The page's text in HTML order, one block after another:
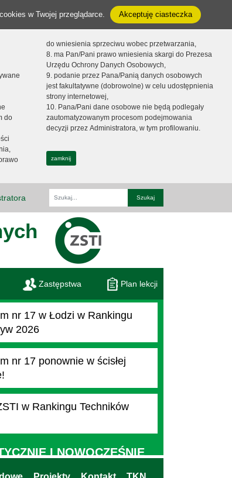
w Twojej przeglądarce. Akceptuję ciasteczka
do
do wniesienia sprzeciwu wobec przetwarzania,
8. ma Pan/Pani prawo wniesienia skargi do Prezesa
Urzędu Ochrony Danych Osobowych,
9. podanie przez Pana/Panią danych osobowych
jest fakultatywne (dobrowolne) w celu udostępnienia
strony internetowej,
10. Pana/Pani dane osobowe nie będą podlegały
zautomatyzowanym procesom podejmowania
decyzji przez Administratora, w tym profilowaniu.
zamknij
Fraza
Zastępstwa Plan lekcji
nr 17 w Łodzi w Rankingu
2026
nr 17 ponownie w ścisłej
w Rankingu Techników
I NOWOCZEŚNIE